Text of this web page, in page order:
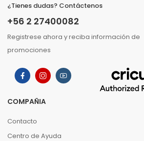
¿Tienes dudas? Contáctenos
+56 2 27400082
Registrese ahora y reciba información de
promociones
COMPAÑIA
Contacto
Centro de Ayuda